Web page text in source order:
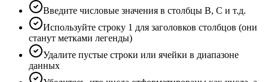
Введите числовые значения в столбцы B, C и т.д.
Используйте строку 1 для заголовков столбцов (они
станут метками легенды)
Удалите пустые строки или ячейки в диапазоне
данных